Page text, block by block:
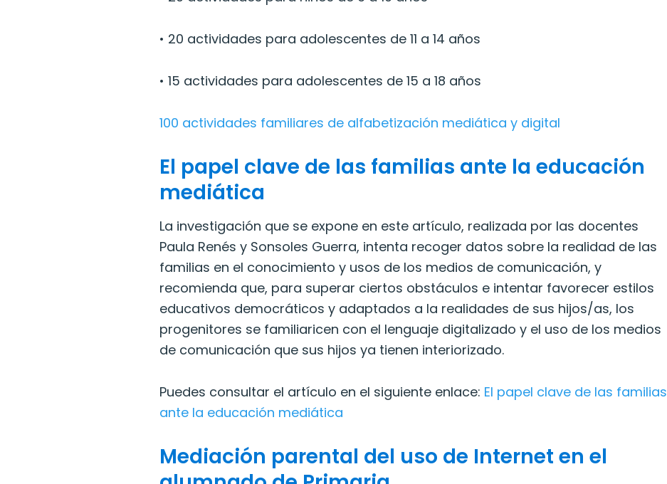
• 20 actividades para adolescentes de 11 a 14 años
• 15 actividades para adolescentes de 15 a 18 años
100 actividades familiares de alfabetización mediática y digital
El papel clave de las familias ante la educación
mediática
La investigación que se expone en este artículo, realizada por las docentes
Paula Renés y Sonsoles Guerra, intenta recoger datos sobre la realidad de las
familias en el conocimiento y usos de los medios de comunicación, y
recomienda que, para superar ciertos obstáculos e intentar favorecer estilos
educativos democráticos y adaptados a la realidades de sus hijos/as, los
progenitores se familiaricen con el lenguaje digitalizado y el uso de los medios
de comunicación que sus hijos ya tienen interiorizado.
Puedes consultar el artículo en el siguiente enlace: El papel clave de las familias
ante la educación mediática
Mediación parental del uso de Internet en el